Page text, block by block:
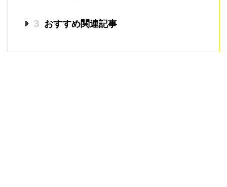
3 おすすめ関連記事